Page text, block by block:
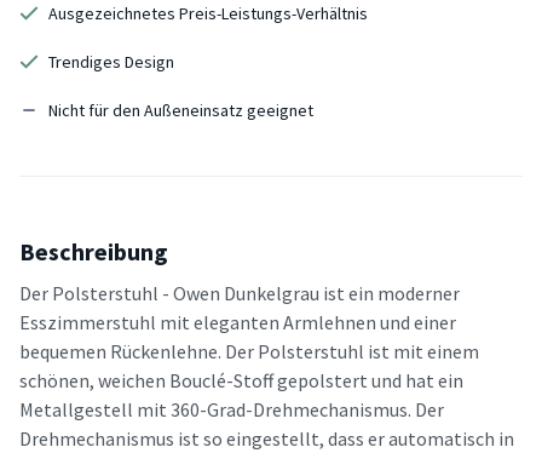
Ausgezeichnetes Preis-Leistungs-Verhältnis
Trendiges Design
Nicht für den Außeneinsatz geeignet
Beschreibung
Der Polsterstuhl - Owen Dunkelgrau ist ein moderner
Esszimmerstuhl mit eleganten Armlehnen und einer
bequemen Rückenlehne. Der Polsterstuhl ist mit einem
schönen, weichen Bouclé-Stoff gepolstert und hat ein
Metallgestell mit 360-Grad-Drehmechanismus. Der
Drehmechanismus ist so eingestellt, dass er automatisch in